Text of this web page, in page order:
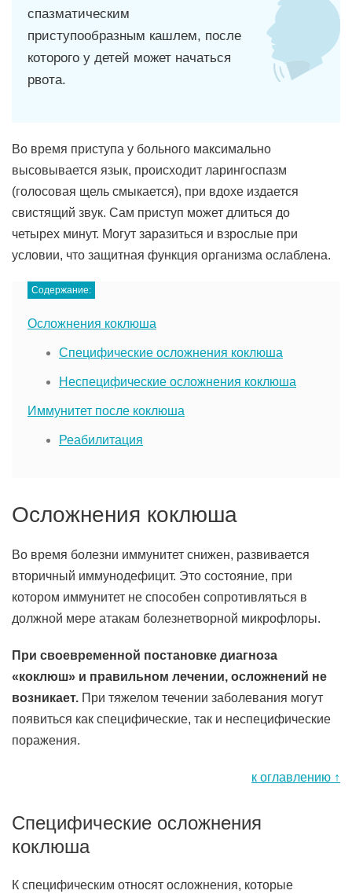
спазматическим
приступообразным кашлем, после
которого у детей может начаться
рвота.
Во время приступа у больного максимально
высовывается язык, происходит ларингоспазм
(голосовая щель смыкается), при вдохе издается
свистящий звук. Сам приступ может длиться до
четырех минут. Могут заразиться и взрослые при
условии, что защитная функция организма ослаблена.
Содержание:
Осложнения коклюша
Специфические осложнения коклюша
Неспецифические осложнения коклюша
Иммунитет после коклюша
Реабилитация
Осложнения коклюша
Во время болезни иммунитет снижен, развивается
вторичный иммунодефицит. Это состояние, при
котором иммунитет не способен сопротивляться в
должной мере атакам болезнетворной микрофлоры.
При своевременной постановке диагноза
«коклюш» и правильном лечении, осложнений не
возникает. При тяжелом течении заболевания могут
появиться как специфические, так и неспецифические
поражения.
к оглавлению ↑
Специфические осложнения
коклюша
К специфическим относят осложнения, которые